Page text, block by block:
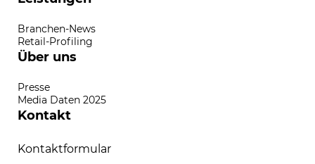
Branchen-News
Retail-Profiling
Über uns
Presse
Media Daten 2025
Kontakt
Kontaktformular